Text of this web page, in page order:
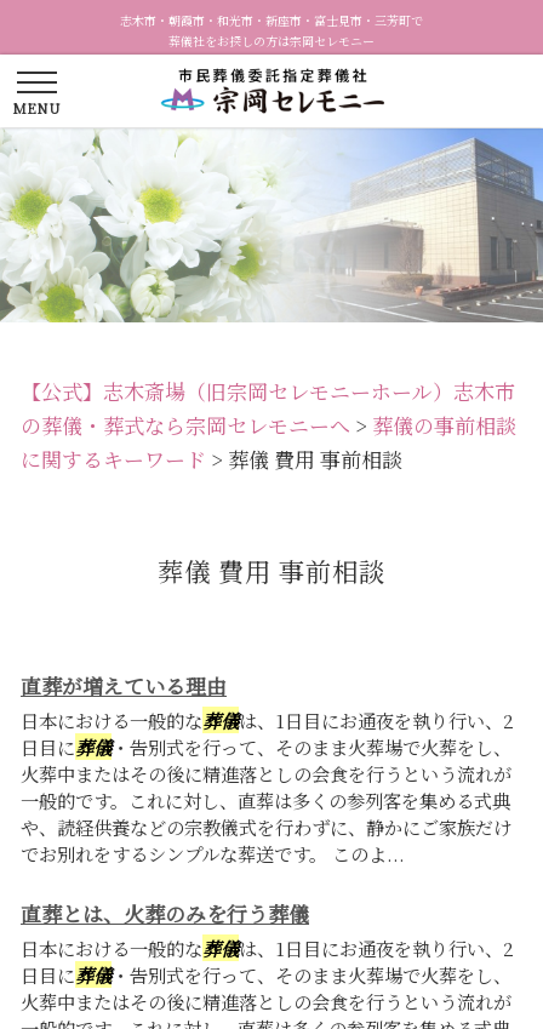
志木市・朝霞市・和光市・新座市・富士見市・三芳町で
葬儀社をお探しの方は宗岡セレモニー
【公式】志木斎場（旧宗岡セレモニーホール）志木市
の葬儀・葬式なら宗岡セレモニーへ > 葬儀の事前相談
に関するキーワード > 葬儀 費用 事前相談
葬儀 費用 事前相談
直葬が増えている理由
日本における一般的な葬儀は、1日目にお通夜を執り行い、2
日目に葬儀・告別式を行って、そのまま火葬場で火葬をし、
火葬中またはその後に精進落としの会食を行うという流れが
一般的です。これに対し、直葬は多くの参列客を集める式典
や、読経供養などの宗教儀式を行わずに、静かにご家族だけ
でお別れをするシンプルな葬送です。 このよ...
直葬とは、火葬のみを行う葬儀
日本における一般的な葬儀は、1日目にお通夜を執り行い、2
日目に葬儀・告別式を行って、そのまま火葬場で火葬をし、
火葬中またはその後に精進落としの会食を行うという流れが